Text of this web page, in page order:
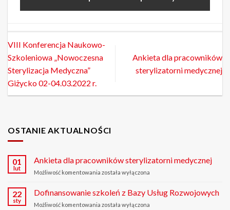
OSTANIE AKTUALNOŚCI
01
lut
Ankieta dla pracowników sterylizatorni medycznej
Możliwość komentowania Ankieta
pracowników
medycznej
została wyłączona
22
sty
Dofinansowanie szkoleń z Bazy Usług Rozwojowych
Możliwość komentowania Dofinansowanie
została wyłączona
VIII Konferencja Naukowo-
Szkoleniowa „Nowoczesna
Sterylizacja Medyczna”
Giżycko 02-04.03.2022 r.
Ankieta dla pracowników
sterylizatorni medycznej